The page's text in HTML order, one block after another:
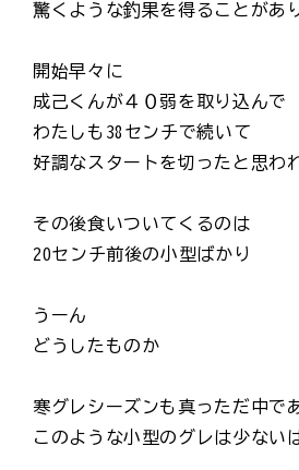
驚くような釣果を得ることがあ
開始早々に
成己くんが４０弱を取り込んで
わたしも38センチで続いて
好調なスタートを切ったと思わ
その後食いついてくるのは
20センチ前後の小型ばかり
うーん
どうしたものか
寒グレシーズンも真っただ中で
このような小型のグレは少ない